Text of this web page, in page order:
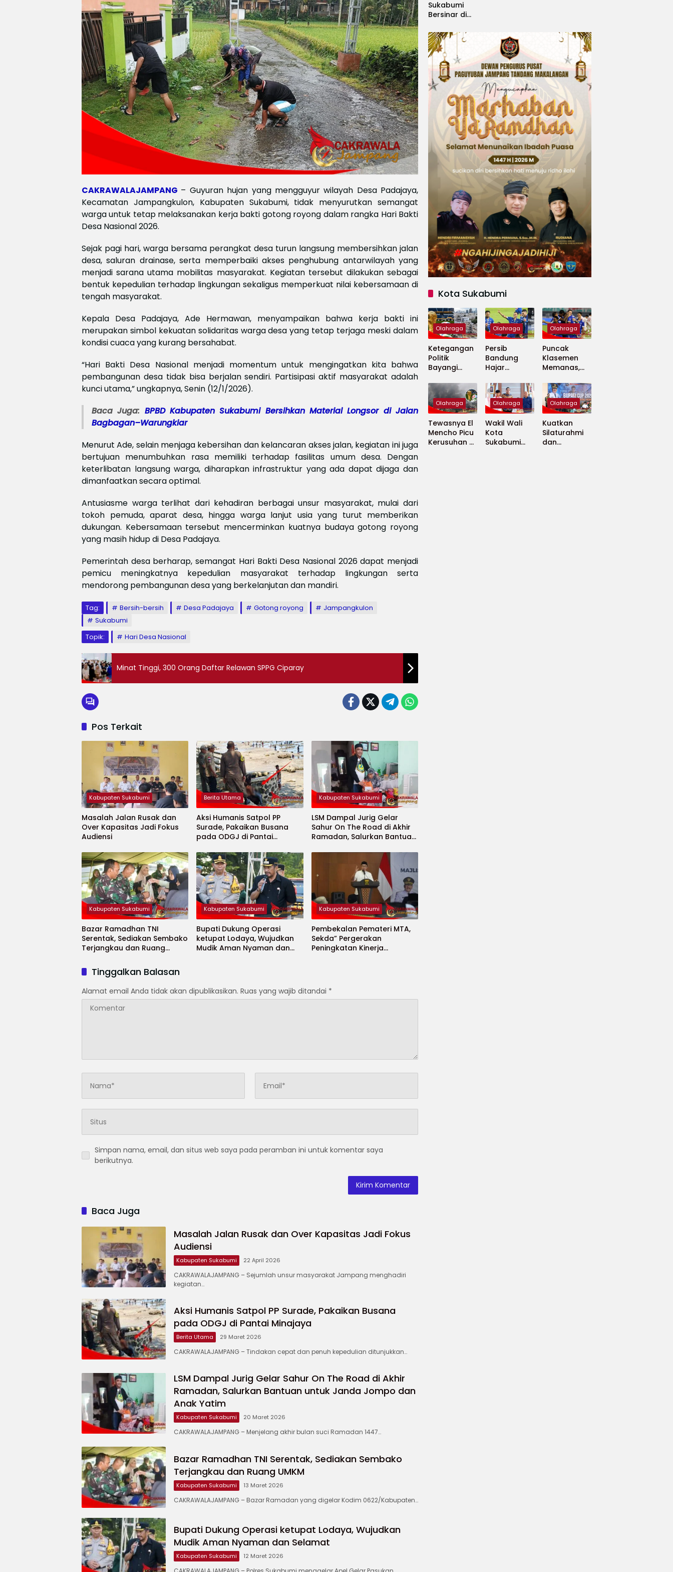
CAKRAWALAJAMPANG – Guyuran hujan yang mengguyur wilayah Desa Padajaya,
Kecamatan Jampangkulon, Kabupaten Sukabumi, tidak menyurutkan semangat
warga untuk tetap melaksanakan kerja bakti gotong royong dalam rangka Hari Bakti
Desa Nasional 2026.
Sejak pagi hari, warga bersama perangkat desa turun langsung membersihkan jalan
desa, saluran drainase, serta memperbaiki akses penghubung antarwilayah yang
menjadi sarana utama mobilitas masyarakat. Kegiatan tersebut dilakukan sebagai
bentuk kepedulian terhadap lingkungan sekaligus memperkuat nilai kebersamaan di
tengah masyarakat.
Kepala Desa Padajaya, Ade Hermawan, menyampaikan bahwa kerja bakti ini
merupakan simbol kekuatan solidaritas warga desa yang tetap terjaga meski dalam
kondisi cuaca yang kurang bersahabat.
“Hari Bakti Desa Nasional menjadi momentum untuk mengingatkan kita bahwa
pembangunan desa tidak bisa berjalan sendiri. Partisipasi aktif masyarakat adalah
kunci utama,” ungkapnya, Senin (12/1/2026).
Baca Juga: BPBD Kabupaten Sukabumi Bersihkan Material Longsor di Jalan
Bagbagan–Warungkiar
Menurut Ade, selain menjaga kebersihan dan kelancaran akses jalan, kegiatan ini juga
bertujuan menumbuhkan rasa memiliki terhadap fasilitas umum desa. Dengan
keterlibatan langsung warga, diharapkan infrastruktur yang ada dapat dijaga dan
dimanfaatkan secara optimal.
Antusiasme warga terlihat dari kehadiran berbagai unsur masyarakat, mulai dari
tokoh pemuda, aparat desa, hingga warga lanjut usia yang turut memberikan
dukungan. Kebersamaan tersebut mencerminkan kuatnya budaya gotong royong
yang masih hidup di Desa Padajaya.
Pemerintah desa berharap, semangat Hari Bakti Desa Nasional 2026 dapat menjadi
pemicu meningkatnya kepedulian masyarakat terhadap lingkungan serta
mendorong pembangunan desa yang berkelanjutan dan mandiri.
Tag: Bersih-bersih Desa Padajaya Gotong royong
Jampangkulon
Sukabumi
Topik:
Hari Desa Nasional
Minat Tinggi, 300 Orang Daftar Relawan SPPG Ciparay
Pos Terkait
Kabupaten Sukabumi
Masalah Jalan Rusak dan
Over Kapasitas Jadi Fokus
Audiensi
Berita Utama
Aksi Humanis Satpol PP
Surade, Pakaikan Busana
pada ODGJ di Pantai
Kabupaten Sukabumi
LSM Dampal Jurig Gelar
Sahur On The Road di Akhir
Ramadan, Salurkan Bantuan
Anak Yatim
Kabupaten Sukabumi
Bazar Ramadhan TNI
Serentak, Sediakan Sembako
Terjangkau dan Ruang
Kabupaten Sukabumi
Bupati Dukung Operasi
ketupat Lodaya, Wujudkan
Mudik Aman Nyaman dan
Kabupaten Sukabumi
Pembekalan Pemateri MTA,
Sekda” Pergerakan
Peningkatan Kinerja
Tinggalkan Balasan
Alamat email Anda tidak akan dipublikasikan. Ruas yang wajib ditandai *
Simpan nama, email, dan situs web saya pada peramban ini untuk komentar saya
berikutnya.
Baca Juga
Masalah Jalan Rusak dan Over Kapasitas Jadi Fokus
Audiensi
Kabupaten Sukabumi 22 April 2026
CAKRAWALAJAMPANG – ‎Sejumlah unsur masyarakat Jampang menghadiri
kegiatan…
Aksi Humanis Satpol PP Surade, Pakaikan Busana
pada ODGJ di Pantai Minajaya
Berita Utama 29 Maret 2026
CAKRAWALAJAMPANG – Tindakan cepat dan penuh kepedulian ditunjukkan…
LSM Dampal Jurig Gelar Sahur On The Road di Akhir
Ramadan, Salurkan Bantuan untuk Janda Jompo dan
Anak Yatim
Kabupaten Sukabumi 20 Maret 2026
CAKRAWALAJAMPANG – Menjelang akhir bulan suci Ramadan 1447…
Bazar Ramadhan TNI Serentak, Sediakan Sembako
Terjangkau dan Ruang UMKM
Kabupaten Sukabumi 13 Maret 2026
CAKRAWALAJAMPANG – Bazar Ramadan yang digelar Kodim 0622/Kabupaten…
Bupati Dukung Operasi ketupat Lodaya, Wujudkan
Mudik Aman Nyaman dan Selamat
Kabupaten Sukabumi 12 Maret 2026
Sukabumi
Bersinar di
Gelar
Bergengsi
Ajang Idol
Kids
International
2026
Kota Sukabumi
Olahraga
Ketegangan
Politik
Bayangi
Piala Dunia
2026
Olahraga
Persib
Bandung
Hajar
United 5-0,
Perkuat
Puncak
Klasemen BRI
Super
League
Olahraga
Puncak
Klasemen
Memanas,
Persija Saling
Tekan
Olahraga
Tewasnya El
Mencho Picu
Kerusuhan di
Olahraga
Wakil Wali
Kota
Sukabumi
Olahraga
Kuatkan
Silaturahmi
dan